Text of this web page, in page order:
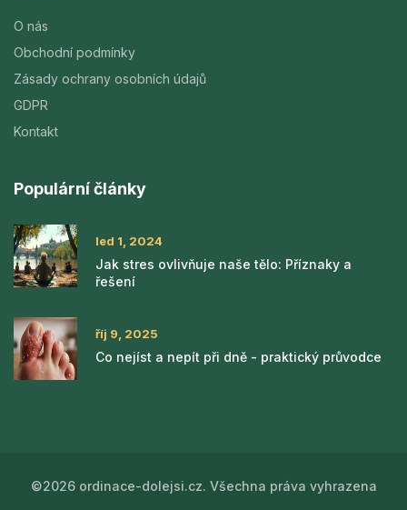
O nás
Obchodní podmínky
Zásady ochrany osobních údajů
GDPR
Kontakt
Populární články
led 1, 2024
Jak stres ovlivňuje naše tělo: Příznaky a
řešení
říj 9, 2025
Co nejíst a nepít při dně - praktický průvodce
©2026 ordinace-dolejsi.cz. Všechna práva vyhrazena